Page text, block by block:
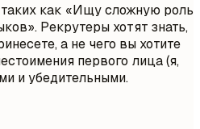
как «Ищу сложную роль
Рекрутеры хотят знать,
а не чего вы хотите
первого лица (я,
и убедительными.